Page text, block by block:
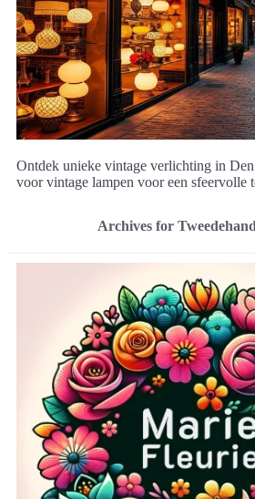
Ontdek unieke vintage verlichting in
voor vintage lampen voor een sfeervolle
Archives for